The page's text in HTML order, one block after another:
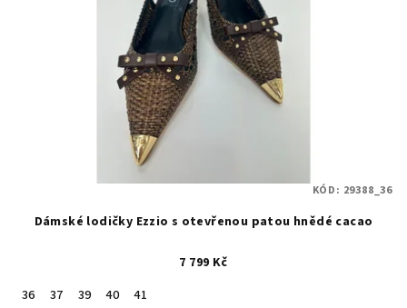
Dámské lodičky Ezzio s otevřenou patou hnědé cacao
7 799 Kč
36
37 39 40
41
KÓD: 29388_36